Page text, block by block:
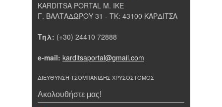
KARDITSA PORTAL Μ. ΙΚΕ
Γ. ΒΑΛΤΑΔΩΡΟΥ 31 - ΤΚ: 43100 ΚΑΡΔΙΤΣΑ
Τηλ: (+30) 24410 72888
e-mail: karditsaportal@gmail.com
ΔΙΕΥΘΥΝΣΗ ΤΣΟΜΠΑΝΙΔΗΣ ΧΡΥΣΟΣΤΟΜΟΣ
Ακολουθήστε μας!